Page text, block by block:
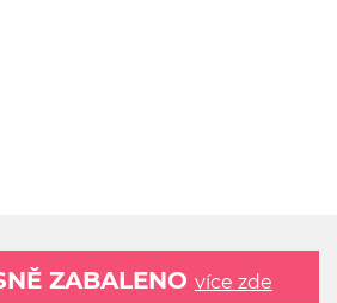
ZABALENO více zde